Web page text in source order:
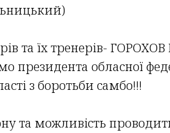
та їх тренерів-
президента обласної
з боротьби самбо!!!
та можливість